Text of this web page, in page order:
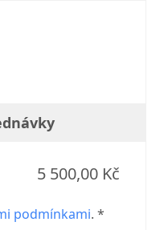
5 500,00 Kč
podmínkami. *